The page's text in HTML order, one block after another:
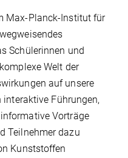
Max-Planck-Institut für
Schülerinnen und
Welt der
auf unsere
Führungen,
Vorträge
Teilnehmer dazu
Kunststoffen